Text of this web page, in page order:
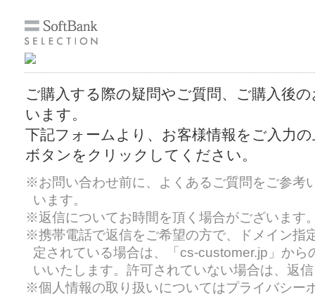
ご購入する際の疑問やご質問、ご購入後
います。
下記フォームより、お客様情報をご入力
ボタンをクリックしてください。
※お問い合わせ前に、よくあるご質問をご参考
います。
※返信についてお時間を頂く場合がございます
※携帯電話で返信をご希望の方で、ドメイン指
定されている場合は、「cs-customer.jp」から
いいたします。許可されていない場合は、返
※個人情報の取り扱いについてはプライバシー